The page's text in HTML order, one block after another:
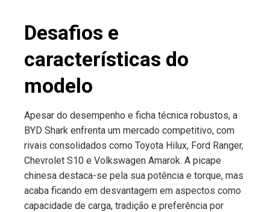
Desafios e
características do
modelo
Apesar do desempenho e ficha técnica robustos, a
BYD Shark enfrenta um mercado competitivo, com
rivais consolidados como Toyota Hilux, Ford Ranger,
Chevrolet S10 e Volkswagen Amarok. A picape
chinesa destaca-se pela sua potência e torque, mas
acaba ficando em desvantagem em aspectos como
capacidade de carga, tradição e preferência por